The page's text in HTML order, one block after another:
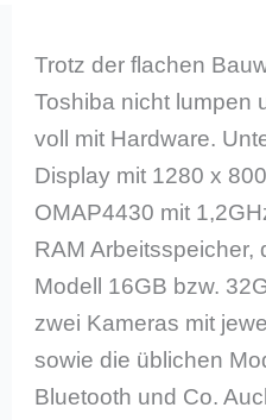
Trotz der flachen
Toshiba nicht lumpen
voll mit Hardware.
Display mit 1280 x
OMAP4430 mit
RAM Arbeitsspeicher,
Modell 16GB bzw.
zwei Kameras mit
sowie die üblichen
Bluetooth und Co.